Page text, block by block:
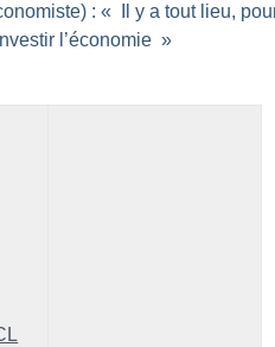
: «
Il y a tout lieu,
l’économie »